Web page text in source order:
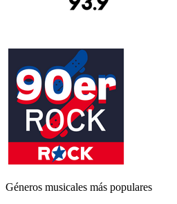
Géneros musicales más populares